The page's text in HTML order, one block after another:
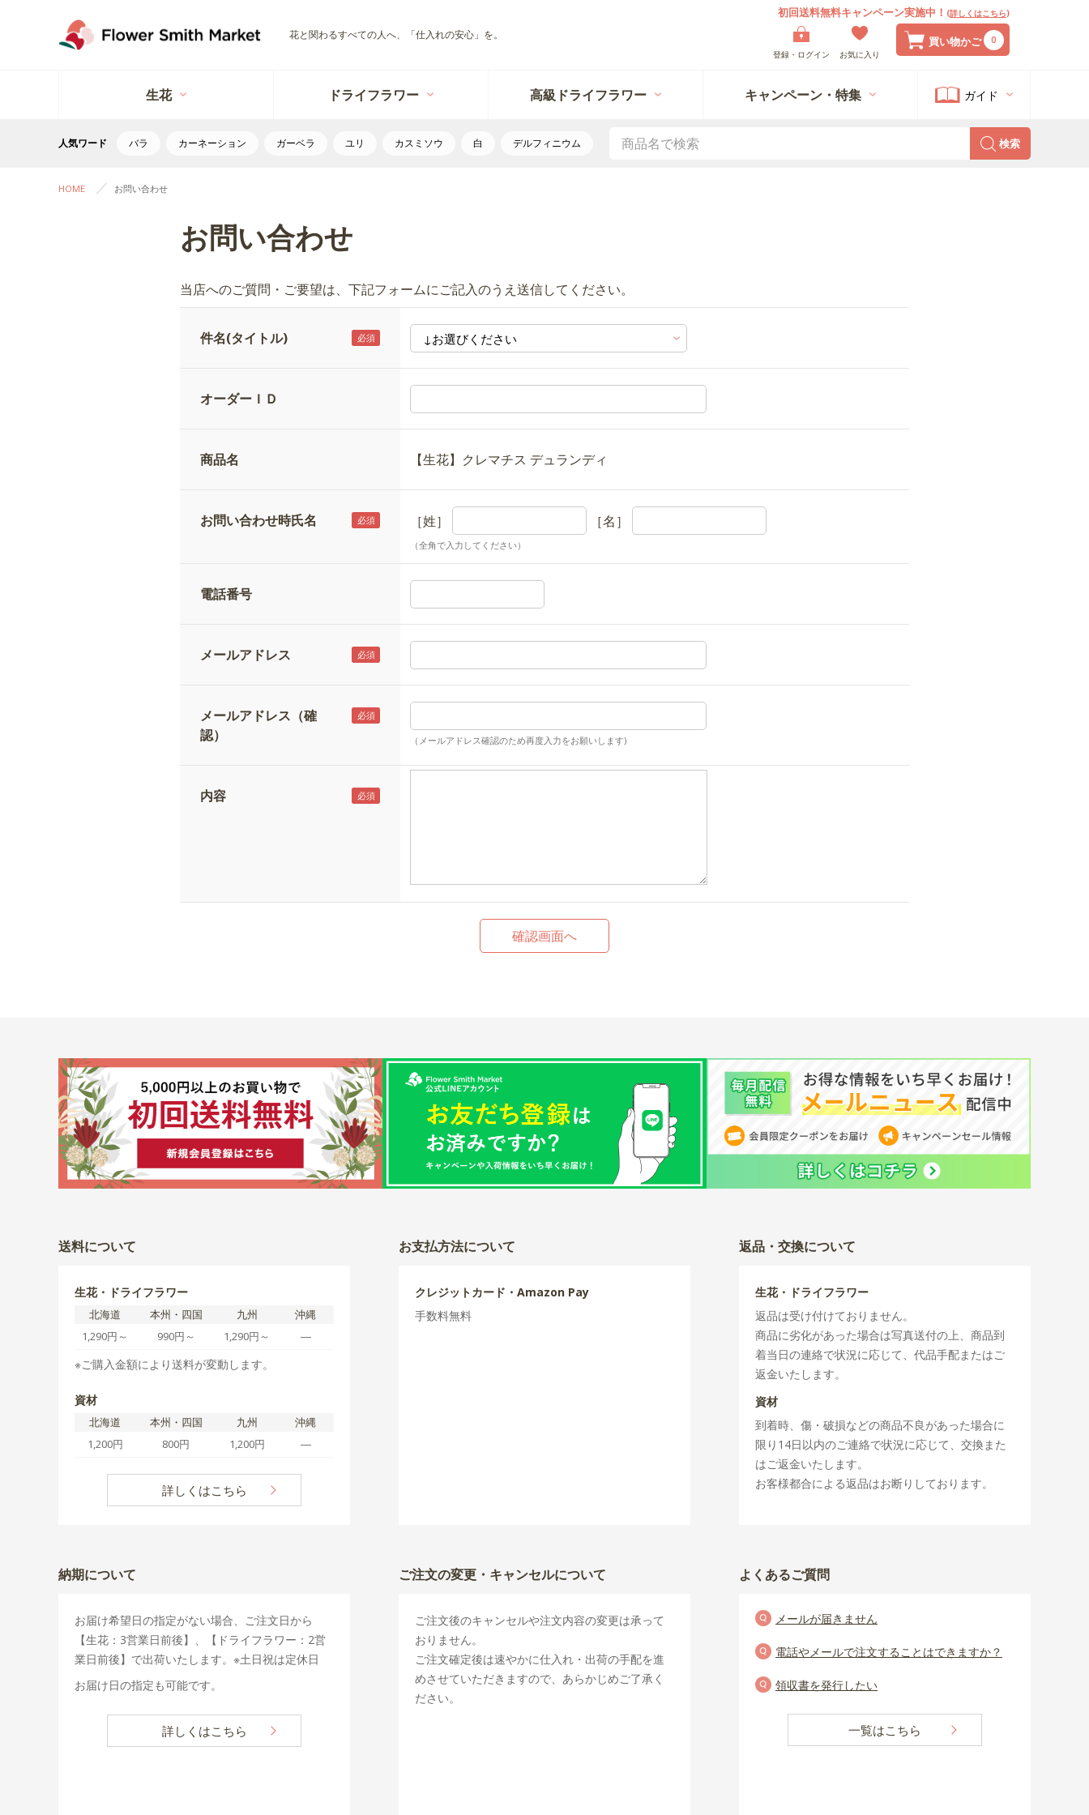
花と関わるすべての人へ、「仕入れの安心」を。
登録・ログイン お気に入り
初回送料無料キャンペーン実施中！ (詳しくはこちら)
買い物かご 0
生花 ドライフラワー 高級ドライフラワー キャンペーン・特集 ガイド
人気ワード バラ カーネーション ガーベラ ユリ カスミソウ 白 デルフィニウム 検索
HOME お問い合わせ
お問い合わせ
当店へのご質問・ご要望は、下記フォームにご記入のうえ送信してください。
件名(タイトル)
オーダーＩＤ
商品名 【生花】クレマチス デュランディ
お問い合わせ時氏名 ［姓］ ［名］
（全角で入力してください）
電話番号
メールアドレス
メールアドレス（確
認）
（メールアドレス確認のため再度入力をお願いします)
内容
送料について
生花・ドライフラワー
北海道 本州・四国 九州
沖縄
1,290円～
990円～ 1,290円～ ―
※ご購入金額により送料が変動します。
資材
北海道 本州・四国 九州
沖縄
1,200円
800円 1,200円 ―
詳しくはこちら
納期について
お届け希望日の指定がない場合、ご注文日から
【生花：3営業日前後】、【ドライフラワー：2営
業日前後】で出荷いたします。※土日祝は定休日
お届け日の指定も可能です。
詳しくはこちら
お支払方法について
クレジットカード・Amazon Pay
手数料無料
ご注文の変更・キャンセルについて
ご注文後のキャンセルや注文内容の変更は承って
おりません。
ご注文確定後は速やかに仕入れ・出荷の手配を進
めさせていただきますので、あらかじめご了承く
ださい。
返品・交換について
生花・ドライフラワー
返品は受け付けておりません。
商品に劣化があった場合は写真送付の上、商品到
着当日の連絡で状況に応じて、代品手配またはご
返金いたします。
資材
到着時、傷・破損などの商品不良があった場合に
限り14日以内のご連絡で状況に応じて、交換また
はご返金いたします。
お客様都合による返品はお断りしております。
よくあるご質問
メールが届きません
電話やメールで注文することはできますか？
領収書を発行したい
一覧はこちら